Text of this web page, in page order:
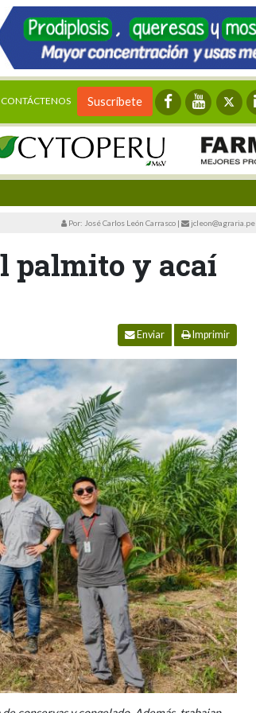
CONTÁCTENOS Suscríbete
Por: José Carlos León Carrasco | jcleon@agraria.pe
palmito y acaí
Enviar Imprimir